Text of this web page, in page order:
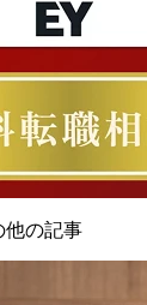
他の記事